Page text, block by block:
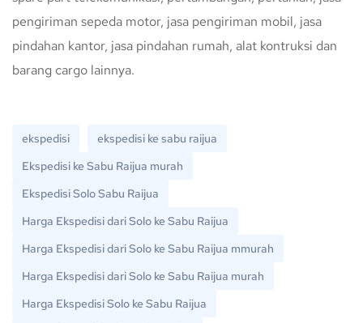
pengiriman sepeda motor, jasa pengiriman mobil, jasa
pindahan kantor, jasa pindahan rumah, alat kontruksi dan
barang cargo lainnya.
ekspedisi
ekspedisi ke sabu raijua
Ekspedisi ke Sabu Raijua murah
Ekspedisi Solo Sabu Raijua
Harga Ekspedisi dari Solo ke Sabu Raijua
Harga Ekspedisi dari Solo ke Sabu Raijua mmurah
Harga Ekspedisi dari Solo ke Sabu Raijua murah
Harga Ekspedisi Solo ke Sabu Raijua